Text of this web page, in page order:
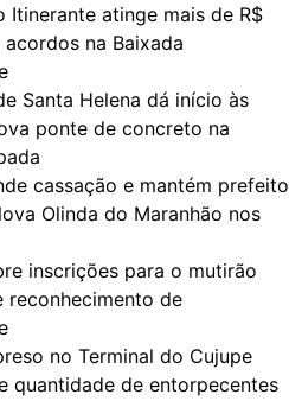
Itinerante atinge mais de R$
na Baixada
Santa Helena dá início às
ponte de concreto na
cassação e mantém prefeito
Olinda do Maranhão nos
inscrições para o mutirão
reconhecimento de
no Terminal do Cujupe
quantidade de entorpecentes